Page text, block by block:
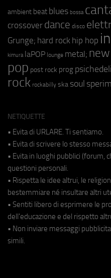
ambient beat blues bossa
crossover dance disco
Grunge; hard rock hip hop
kimura laPOP lounge metal;
pop post rock prog
rock rockabilly ska soul
NETIQUETTE
• Evita di URLARE. Ti sentiamo.
• Evita di scrivere lo stesso
• Evita in luoghi pubblici (forum,
questioni personali.
• Rispetta le idee altrui, le
bestemmiare né insultare altri
• Sentiti libero di esprimere le
dell'educazione e del rispetto
• Non inviare messaggi
simili.